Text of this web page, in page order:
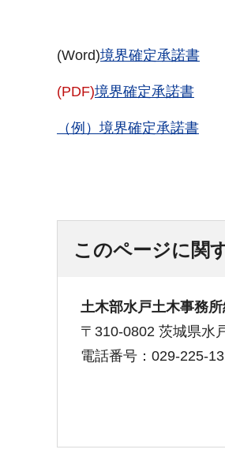
(Word)境界確定承諾書
(PDF)境界確定承諾書
（例）境界確定承諾書
このページに関
土木部水戸土木事務
〒310-0802 茨城県
電話番号：029-225-